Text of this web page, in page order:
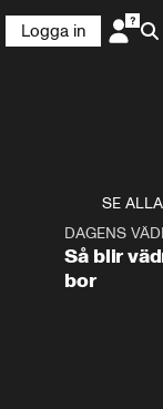
Logga in
SE ALLA
DAGENS
Så blir
bor